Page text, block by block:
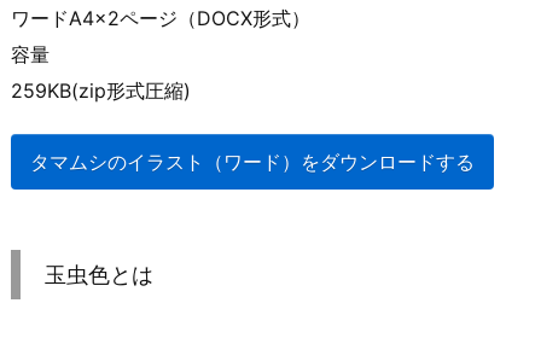
ワードA4×2ページ（DOCX形式）
容量
259KB(zip形式圧縮)
タマムシのイラスト（ワード）をダウンロードする
玉虫色とは